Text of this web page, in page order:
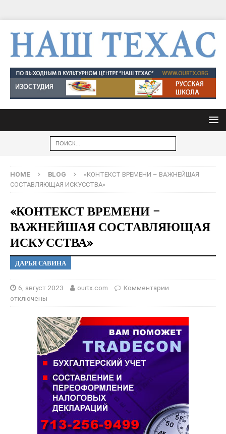
HOME BLOG
«КОНТЕКСТ ВРЕМЕНИ – ВАЖНЕЙШАЯ
СОСТАВЛЯЮЩАЯ ИСКУССТВА»
«КОНТЕКСТ ВРЕМЕНИ –
ВАЖНЕЙШАЯ СОСТАВЛЯЮЩАЯ
ИСКУССТВА»
ДАРЬЯ САВИНА
6, август 2023 ourtx.com
Комментарии
отключены